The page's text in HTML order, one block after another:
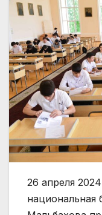
26 апреля
национальная